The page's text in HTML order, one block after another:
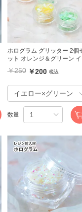
ホログラム グリッター 2個セ
ット オレンジ＆グリーン イ
ス入り
￥250 ￥200 税込
数量